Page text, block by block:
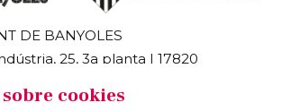
DE BANYOLES
25, 3a planta | 17820
57 00 50
cookies